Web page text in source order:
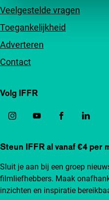
Veelgestelde vragen
Toegankelijkheid
Adverteren
Contact
Volg IFFR
Steun IFFR al vanaf €4 per
Sluit je aan bij een groep
filmliefhebbers. Maak
inzichten en inspiratie